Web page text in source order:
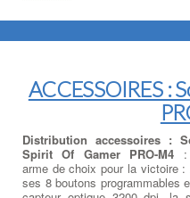
ACCESSOIRES :
Distribution accessoires :
Spirit Of Gamer PRO-M4 :
arme de choix pour la victoire :
ses 8 boutons programmables